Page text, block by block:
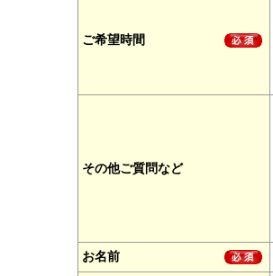
ご希望時間
その他ご質問など
お名前